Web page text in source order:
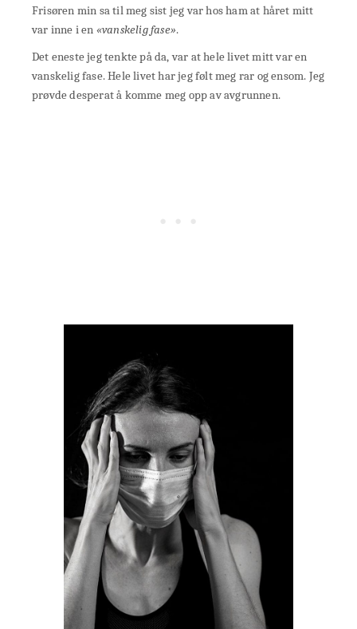
Frisøren min sa til meg sist jeg var hos ham at håret mitt
var inne i en «vanskelig fase».
Det eneste jeg tenkte på da, var at hele livet mitt var en
vanskelig fase. Hele livet har jeg følt meg rar og ensom. Jeg
prøvde desperat å komme meg opp av avgrunnen.